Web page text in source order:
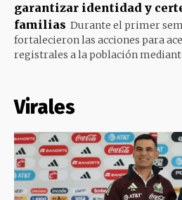
garantizar identidad y
familias Durante el primer
fortalecieron las acciones para
registrales a la población
Virales